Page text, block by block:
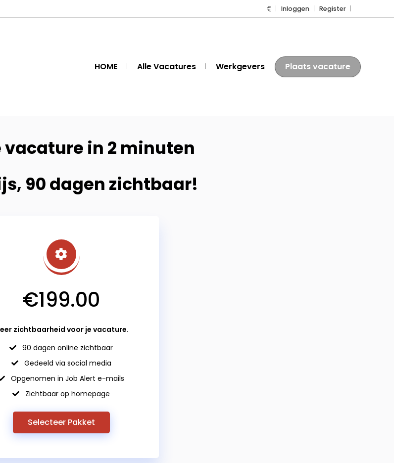
Inloggen Register
HOME Alle Vacatures Werkgevers Plaats vacature
vacature in 2 minuten
90 dagen zichtbaar!
€199.00
zichtbaarheid voor je vacature.
90 dagen online zichtbaar
Gedeeld via social media
Opgenomen in Job Alert e-mails
Zichtbaar op homepage
Selecteer Pakket